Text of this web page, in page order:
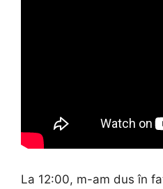
La 12:00, m-am dus în